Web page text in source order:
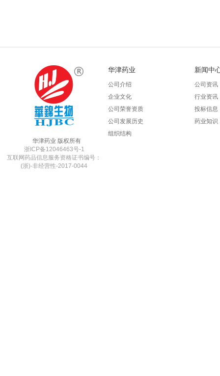
华津药业 版权所有
浙ICP备12046463号-1
互联网药品信息服务资格证书编号：
(浙)-非经营性-2017-0044
华津药业
公司介绍
企业文化
公司荣誉资质
公司发展历史
组织结构
新闻中
公司资讯
行业资讯
投标信息
药业知识